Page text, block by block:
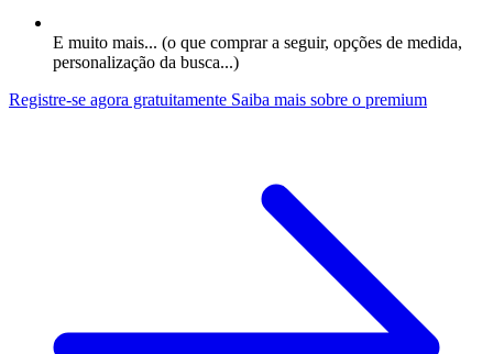
E muito mais... (o que comprar a seguir, opções de medida,
personalização da busca...)
Registre-se agora gratuitamente Saiba mais sobre o premium